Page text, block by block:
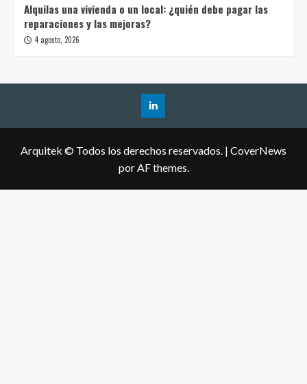
Alquilas una vivienda o un local: ¿quién debe pagar las
reparaciones y las mejoras?
4 agosto, 2026
Arquitek © Todos los derechos reservados. | CoverNews
por AF themes.